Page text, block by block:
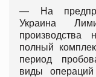
— На
Украина
полный
период
виды